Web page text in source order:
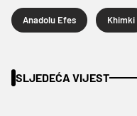
Anadolu Efes Khimki
SLJEDEĆA VIJEST